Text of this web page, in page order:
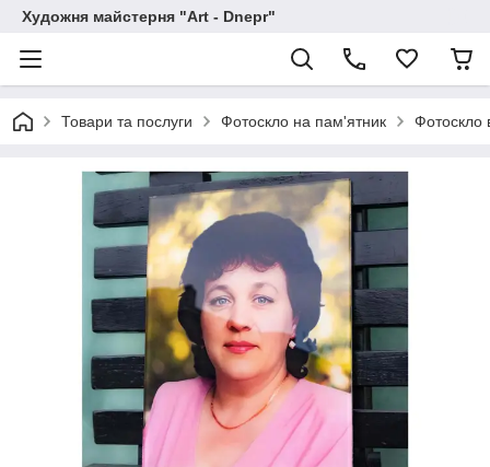
Художня майстерня "Art - Dnepr"
Товари та послуги Фотоскло на пам'ятник Фотоскло